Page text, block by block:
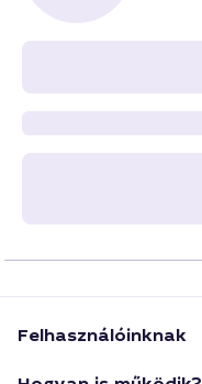
Felhasználóinknak